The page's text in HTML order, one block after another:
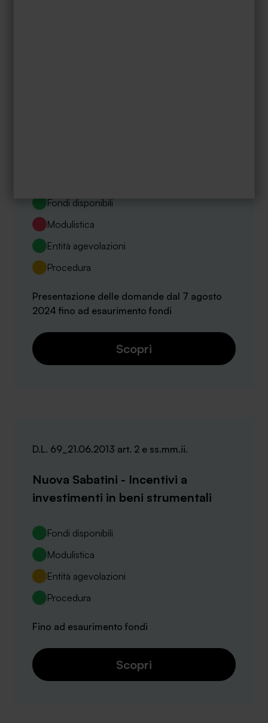
Fondi disponibili
Modulistica
Entità agevolazioni
Procedura
Presentazione delle domande dal 7 agosto
2024 fino ad esaurimento fondi
Scopri
D.L. 69_21.06.2013 art. 2 e ss.mm.ii.
Nuova Sabatini - Incentivi a
investimenti in beni strumentali
Fondi disponibili
Modulistica
Entità agevolazioni
Procedura
Fino ad esaurimento fondi
Scopri